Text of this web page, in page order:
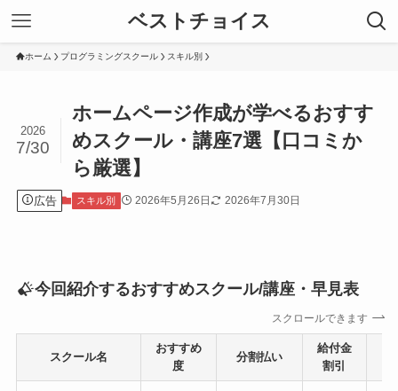
ベストチョイス
ホーム プログラミングスクール スキル別
ホームページ作成が学べるおすす
めスクール・講座7選【口コミか
ら厳選】
2026
7/30
広告 スキル別 2026年5月26日 2026年7月30日
今回紹介するおすすめスクール/講座・早見表
スクロールできます
スクール名
おすすめ
度
分割払い
給付金
割引